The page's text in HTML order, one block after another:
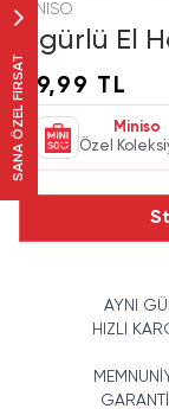
SANA ÖZEL FIRSAT
MINISO
Figürlü El
99,99 TL
Miniso
Özel
AYNI
HIZLI